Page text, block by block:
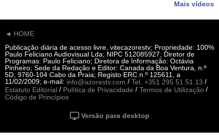
Mais vídeos
◄ HOME
Publicação diária de acesso livre, vitecazorestv; Propriedade: 100%
Paulo Feliciano Audiovisual Lda; NIPC 512085927; Diretor de
Programas: Paulo Feliciano; Diretora de Informação: Octávia
Pinheiro; Sede da Redação e Editor: Canada da Boa Ventura, n.º
5D, 9760-104 Cabo da Praia; Registo ERC n.º 125611, a
11/02/2009; e-mail: info@azorestv.com / Tel. +351 295 51 51 13 /
Estatuto Editorial / Política de Privacidade / Termos de Utilização /
Código de Princípios
Versão para desktop